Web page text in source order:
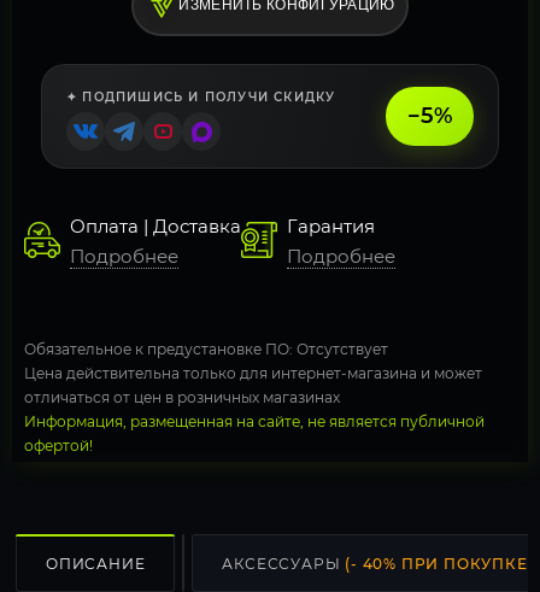
ИЗМЕНИТЬ КОНФИГУРАЦИЮ
✦ ПОДПИШИСЬ И ПОЛУЧИ СКИДКУ
−5%
Оплата | Доставка
Подробнее
Гарантия
Подробнее
Обязательное к предустановке ПО: Отсутствует
Цена действительна только для интернет-магазина и может
отличаться от цен в розничных магазинах
Информация, размещенная на сайте, не является публичной
офертой!
ОПИСАНИЕ АКСЕССУАРЫ (- 40% ПРИ ПОКУПКЕ